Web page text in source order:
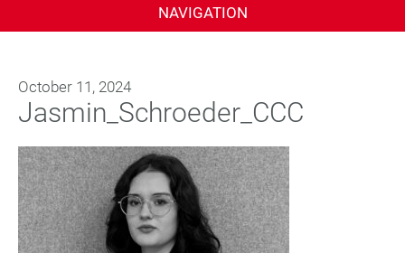
NAVIGATION
October 11, 2024
Jasmin_Schroeder_CCC